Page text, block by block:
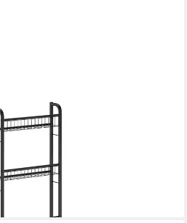
44.5 x 160 cm mit 5 Regalböden, 1-
dir